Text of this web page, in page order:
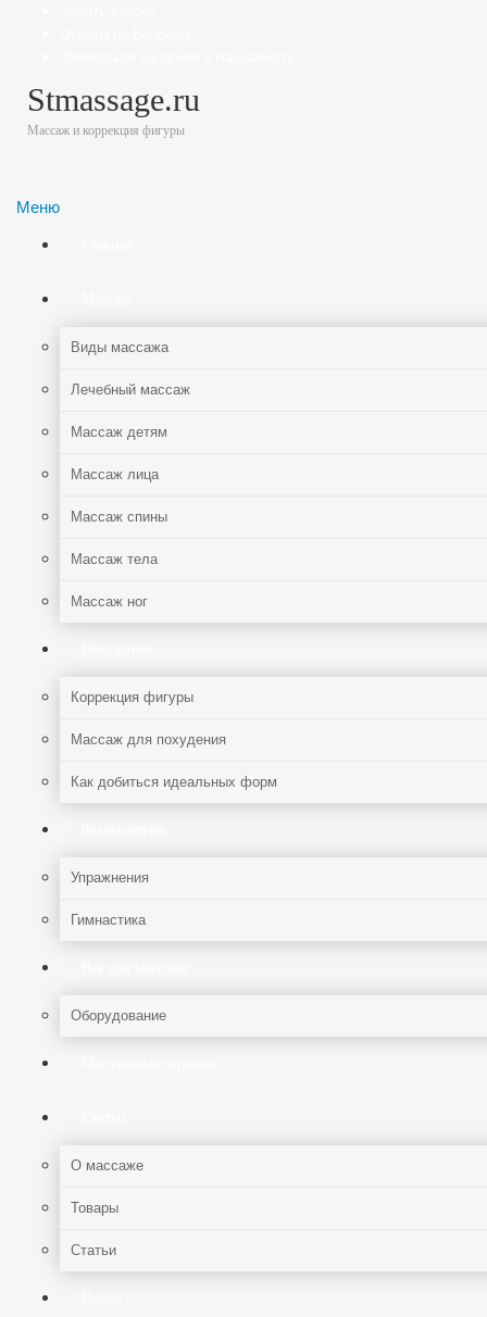
Stmassage.ru
Массаж и коррекция фигуры
Меню
Виды массажа
Лечебный массаж
Массаж детям
Массаж лица
Массаж спины
Массаж тела
Массаж ног
Коррекция фигуры
Массаж для похудения
Как добиться идеальных форм
Упражнения
Гимнастика
Оборудование
О массаже
Товары
Статьи